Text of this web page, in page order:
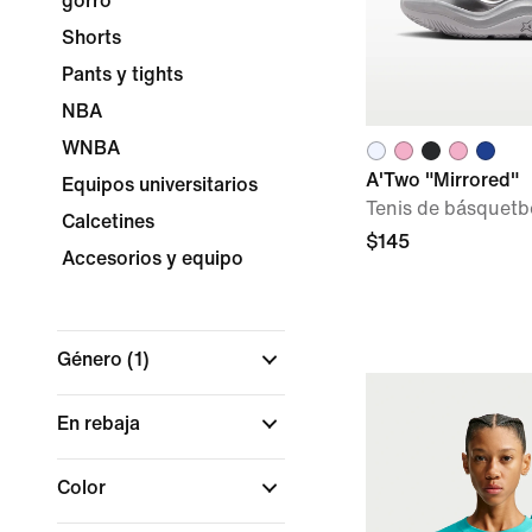
Shorts
Pants y tights
NBA
WNBA
Equipos universitarios
Calcetines
Accesorios y equipo
Género (1)
En rebaja
Color
A'Two "Mirrored"
Tenis de
$145